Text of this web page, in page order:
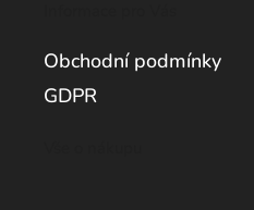
Obchodní podmínky
GDPR